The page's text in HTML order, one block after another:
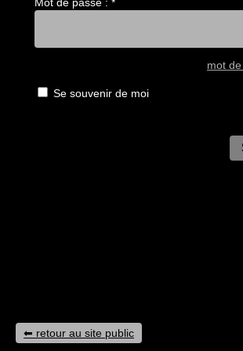
mot
Se souvenir de moi
retour au site public